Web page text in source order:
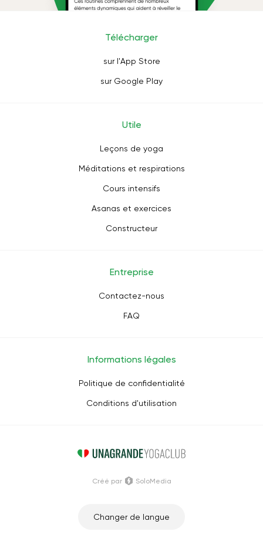
Télécharger
sur l'App Store
sur Google Play
Utile
Leçons de yoga
Méditations et respirations
Cours intensifs
Asanas et exercices
Constructeur
Entreprise
Contactez-nous
FAQ
Informations légales
Politique de confidentialité
Conditions d'utilisation
Changer de langue
Créé par SoloMedia